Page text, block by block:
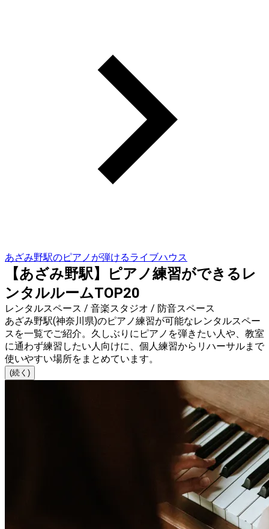
あざみ野駅のピアノが弾けるライブハウス
【あざみ野駅】ピアノ練習ができるレ
ンタルルームTOP20
レンタルスペース / 音楽スタジオ / 防音スペース
あざみ野駅(神奈川県)のピアノ練習が可能なレンタルスペー
スを一覧でご紹介。久しぶりにピアノを弾きたい人や、教室
に通わず練習したい人向けに、個人練習からリハーサルまで
使いやすい場所をまとめています。
(続く)